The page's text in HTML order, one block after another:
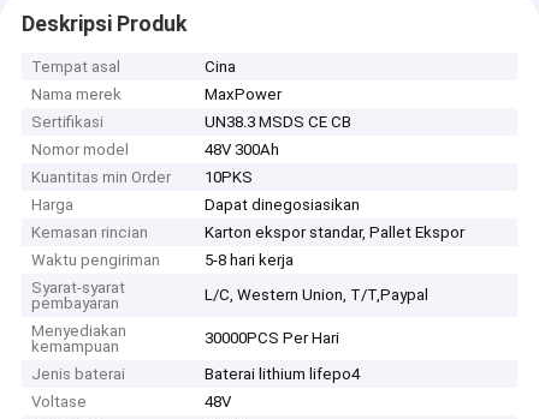
Deskripsi Produk
Tempat asal
Cina
Nama merek
MaxPower
Sertifikasi
UN38.3 MSDS CE CB
Nomor model
48V 300Ah
Kuantitas min Order
10PKS
Harga
Dapat dinegosiasikan
Kemasan rincian
Karton ekspor standar, Pallet Ekspor
Waktu pengiriman
5-8 hari kerja
Syarat-syarat
pembayaran
L/C, Western Union, T/T,Paypal
Menyediakan
kemampuan
30000PCS Per Hari
Jenis baterai
Baterai lithium lifepo4
Voltase
48V